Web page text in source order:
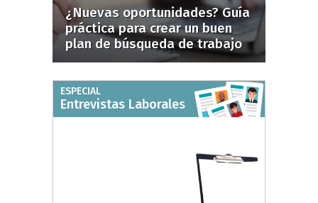
¿Nuevas oportunidades? Guía
práctica para crear un buen
plan de búsqueda de trabajo
ESPECIAL
Entrevistas Laborales